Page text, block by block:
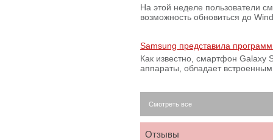
На этой неделе пользователи
возможность обновиться до
Samsung представила
Как известно, смартфон Galaxy
аппараты, обладает
Смотреть все
Отзывы